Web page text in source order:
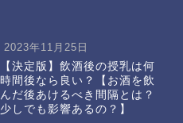
2023年11月25日
【決定版】飲酒後の授乳は何
時間後なら良い？【お酒を飲
んだ後あけるべき間隔とは？
少しでも影響あるの？】